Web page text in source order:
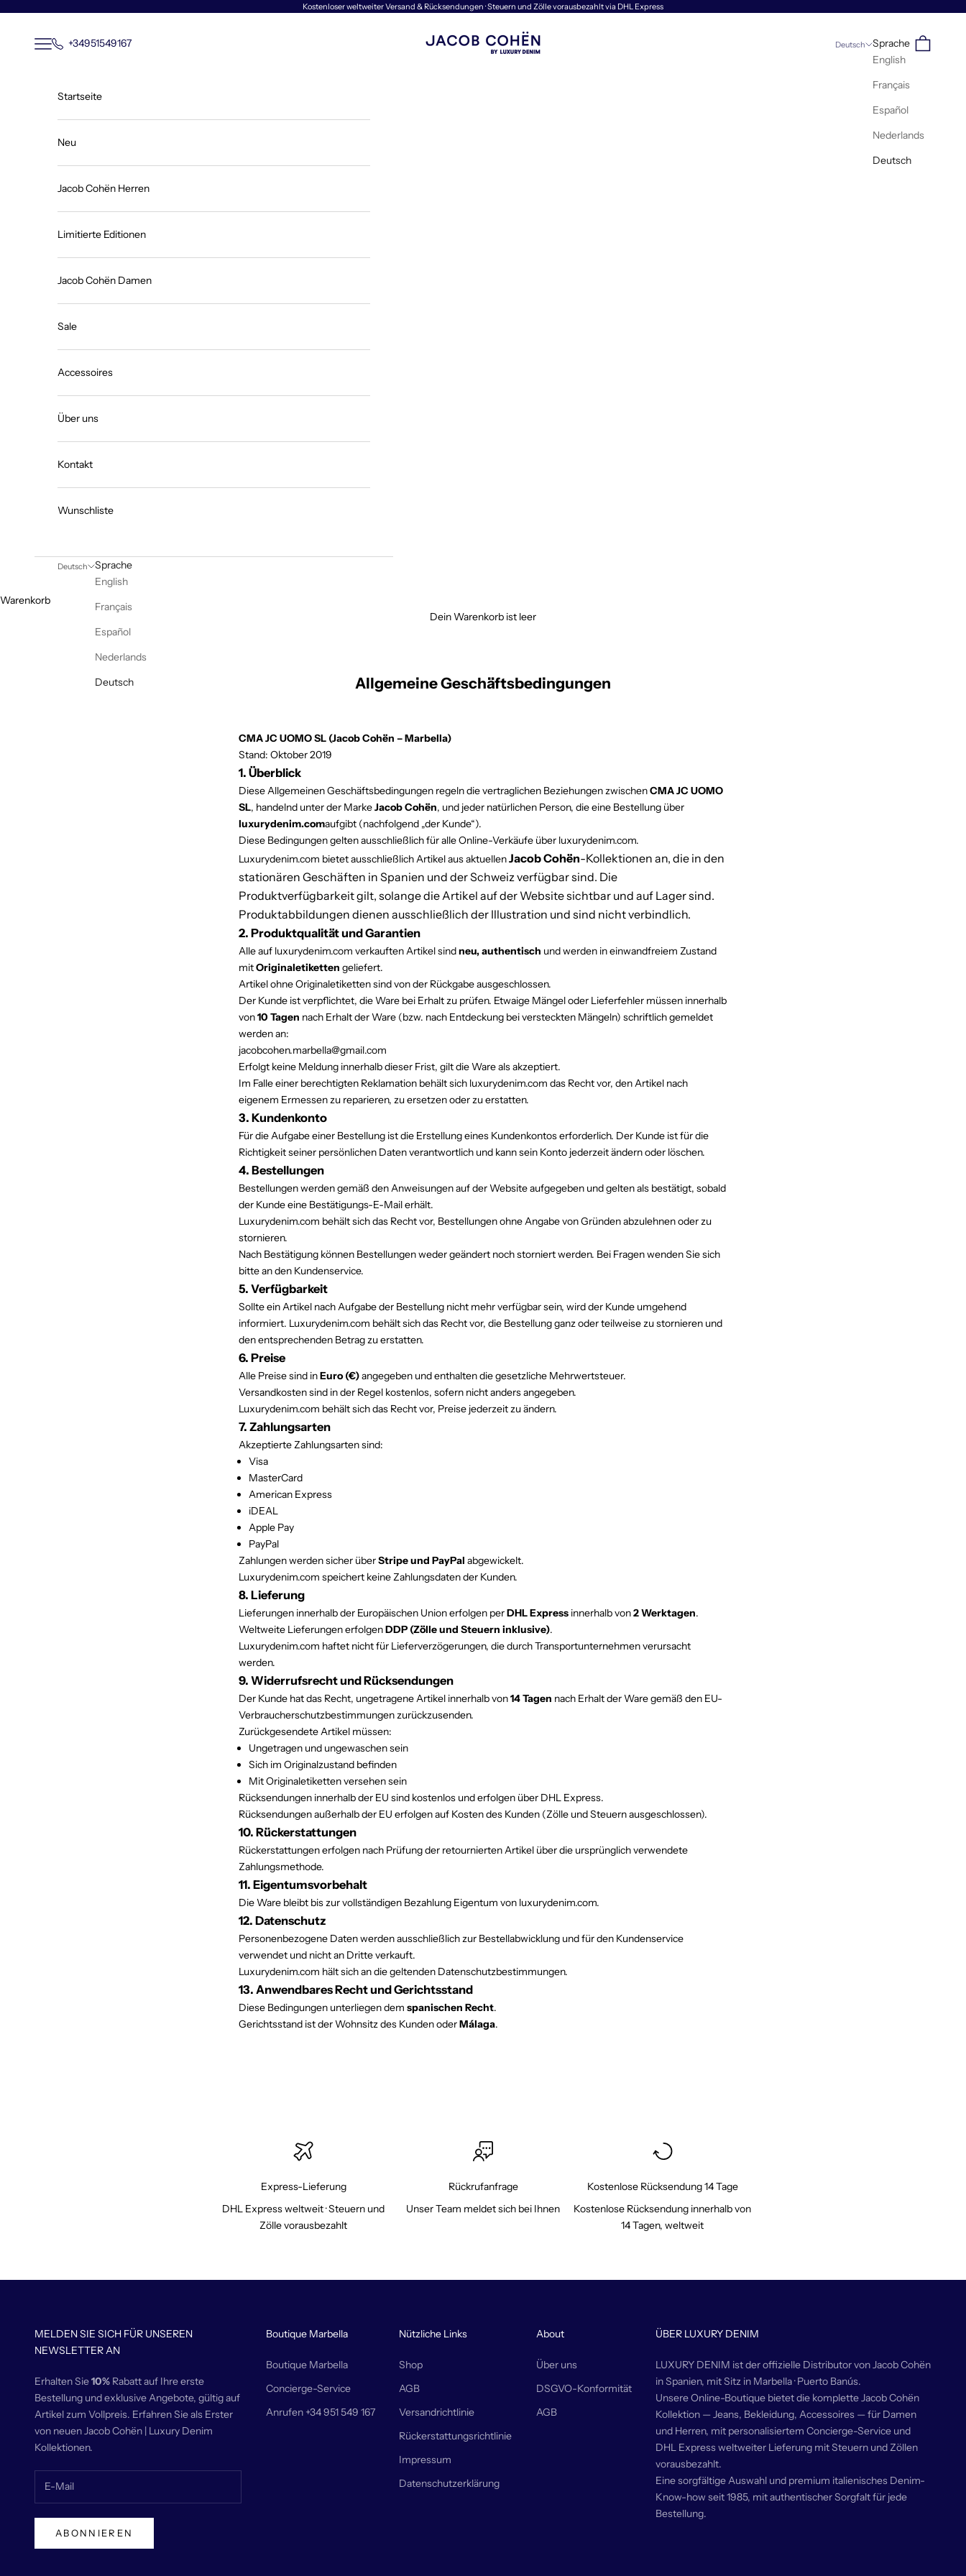
Kostenloser weltweiter Versand & Rücksendungen · Steuern und Zölle vorausbezahlt via DHL Express
Jacob Cohën | Luxury Denim
Menü+34951549167 Deutsch
Sprache
English
Français
Español
Nederlands
Deutsch
SuchenWarenkorb
Startseite
Neu
Jacob Cohën Herren
Limitierte Editionen
Jacob Cohën Damen
Sale
Accessoires
Über uns
Kontakt
Wunschliste
Deutsch
Sprache
English
Français
Español
Nederlands
Deutsch
Warenkorb
Dein Warenkorb ist leer
Allgemeine Geschäftsbedingungen
CMA JC UOMO SL (Jacob Cohën – Marbella)
Stand: Oktober 2019
1. Überblick
Diese Allgemeinen Geschäftsbedingungen regeln die vertraglichen Beziehungen zwischenCMA JC UOMO
SL, handelnd unter der MarkeJacob Cohën, und jeder natürlichen Person, die eine Bestellung über
luxurydenim.comaufgibt (nachfolgend „der Kunde“).
Diese Bedingungen gelten ausschließlich für alle Online-Verkäufe über luxurydenim.com.
Luxurydenim.com bietet ausschließlich Artikel aus aktuellenJacob Cohën-Kollektionen an, die in den
stationären Geschäften in Spanien und der Schweiz verfügbar sind. Die
Produktverfügbarkeit gilt, solange die Artikel auf der Website sichtbar und auf Lager sind.
Produktabbildungen dienen ausschließlich der Illustration und sind nicht verbindlich.
2. Produktqualität und Garantien
Alle auf luxurydenim.com verkauften Artikel sindneu, authentisch und werden in einwandfreiem Zustand
mitOriginaletiketten geliefert.
Artikel ohne Originaletiketten sind von der Rückgabe ausgeschlossen.
Der Kunde ist verpflichtet, die Ware bei Erhalt zu prüfen. Etwaige Mängel oder Lieferfehler müssen innerhalb
von10 Tagen nach Erhalt der Ware (bzw. nach Entdeckung bei versteckten Mängeln) schriftlich gemeldet
werden an:
jacobcohen.marbella@gmail.com
Erfolgt keine Meldung innerhalb dieser Frist, gilt die Ware als akzeptiert.
Im Falle einer berechtigten Reklamation behält sich luxurydenim.com das Recht vor, den Artikel nach
eigenem Ermessen zu reparieren, zu ersetzen oder zu erstatten.
3. Kundenkonto
Für die Aufgabe einer Bestellung ist die Erstellung eines Kundenkontos erforderlich. Der Kunde ist für die
Richtigkeit seiner persönlichen Daten verantwortlich und kann sein Konto jederzeit ändern oder löschen.
4. Bestellungen
Bestellungen werden gemäß den Anweisungen auf der Website aufgegeben und gelten als bestätigt, sobald
der Kunde eine Bestätigungs-E-Mail erhält.
Luxurydenim.com behält sich das Recht vor, Bestellungen ohne Angabe von Gründen abzulehnen oder zu
stornieren.
Nach Bestätigung können Bestellungen weder geändert noch storniert werden. Bei Fragen wenden Sie sich
bitte an den Kundenservice.
5. Verfügbarkeit
Sollte ein Artikel nach Aufgabe der Bestellung nicht mehr verfügbar sein, wird der Kunde umgehend
informiert. Luxurydenim.com behält sich das Recht vor, die Bestellung ganz oder teilweise zu stornieren und
den entsprechenden Betrag zu erstatten.
6. Preise
Alle Preise sind inEuro (€)angegeben und enthalten die gesetzliche Mehrwertsteuer.
Versandkosten sind in der Regel kostenlos, sofern nicht anders angegeben.
Luxurydenim.com behält sich das Recht vor, Preise jederzeit zu ändern.
7. Zahlungsarten
Akzeptierte Zahlungsarten sind:
Visa
MasterCard
American Express
iDEAL
Apple Pay
PayPal
Zahlungen werden sicher überStripe und PayPal abgewickelt.
Luxurydenim.com speichert keine Zahlungsdaten der Kunden.
8. Lieferung
Lieferungen innerhalb der Europäischen Union erfolgen perDHL Express innerhalb von2 Werktagen.
Weltweite Lieferungen erfolgenDDP (Zölle und Steuern inklusive).
Luxurydenim.com haftet nicht für Lieferverzögerungen, die durch Transportunternehmen verursacht
werden.
9. Widerrufsrecht und Rücksendungen
Der Kunde hat das Recht, ungetragene Artikel innerhalb von14 Tagen nach Erhalt der Ware gemäß den EU-
Verbraucherschutzbestimmungen zurückzusenden.
Zurückgesendete Artikel müssen:
Ungetragen und ungewaschen sein
Sich im Originalzustand befinden
Mit Originaletiketten versehen sein
Rücksendungen innerhalb der EU sind kostenlos und erfolgen über DHL Express.
Rücksendungen außerhalb der EU erfolgen auf Kosten des Kunden (Zölle und Steuern ausgeschlossen).
10. Rückerstattungen
Rückerstattungen erfolgen nach Prüfung der retournierten Artikel über die ursprünglich verwendete
Zahlungsmethode.
11. Eigentumsvorbehalt
Die Ware bleibt bis zur vollständigen Bezahlung Eigentum von luxurydenim.com.
12. Datenschutz
Personenbezogene Daten werden ausschließlich zur Bestellabwicklung und für den Kundenservice
verwendet und nicht an Dritte verkauft.
Luxurydenim.com hält sich an die geltenden Datenschutzbestimmungen.
13. Anwendbares Recht und Gerichtsstand
Diese Bedingungen unterliegen dem spanischen Recht.
Gerichtsstand ist der Wohnsitz des Kunden oderMálaga.
Express-Lieferung
DHL Express weltweit · Steuern und
Zölle vorausbezahlt
Rückrufanfrage
Unser Team meldet sich bei Ihnen
Kostenlose Rücksendung 14 Tage
Kostenlose Rücksendung innerhalb von
14 Tagen, weltweit
MELDEN SIE SICH FÜR UNSEREN
NEWSLETTER AN
Erhalten Sie10% Rabatt auf Ihre erste
Bestellung und exklusive Angebote, gültig auf
Artikel zum Vollpreis. Erfahren Sie als Erster
von neuen Jacob Cohën | Luxury Denim
Kollektionen.
ABONNIEREN
Boutique Marbella
Boutique Marbella
Concierge-Service
Anrufen +34 951 549 167
Nützliche Links
Shop
AGB
Versandrichtlinie
Rückerstattungsrichtlinie
Impressum
Datenschutzerklärung
About
Über uns
DSGVO-Konformität
AGB
ÜBER LUXURY DENIM
LUXURY DENIM ist der offizielle Distributor von Jacob Cohën
in Spanien, mit Sitz in Marbella · Puerto Banús.
Unsere Online-Boutique bietet die komplette Jacob Cohën
Kollektion — Jeans, Bekleidung, Accessoires — für Damen
und Herren, mit personalisiertem Concierge-Service und
DHL Express weltweiter Lieferung mit Steuern und Zöllen
vorausbezahlt.
Eine sorgfältige Auswahl und premium italienisches Denim-
Know-how seit 1985, mit authentischer Sorgfalt für jede
Bestellung.